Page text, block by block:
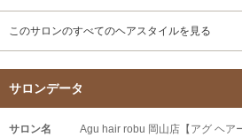
このサロンのすべてのヘアスタイルを見る
サロンデータ
サロン名
Agu hair robu 岡山店【アグ ヘア